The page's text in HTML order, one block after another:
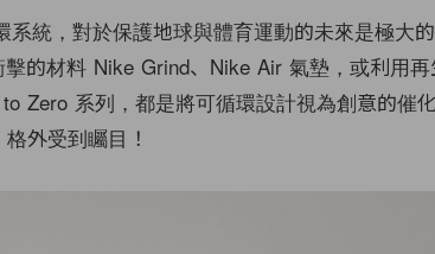
統，對於保護地球與體育運動的未來是極大的
的材料 Nike Grind、Nike Air 氣墊，或利用
Zero 系列，都是將可循環設計視為創意的催
外受到矚目！